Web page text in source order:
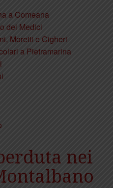
a Comeana
dei Medici
Moretti e Cigheri
a Pietramarina
nei